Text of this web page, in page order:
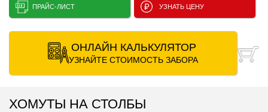
ПРАЙС-ЛИСТ УЗНАТЬ ЦЕНУ
ОНЛАЙН КАЛЬКУЛЯТОР
УЗНАЙТЕ СТОИМОСТЬ ЗАБОРА
ХОМУТЫ НА СТОЛБЫ